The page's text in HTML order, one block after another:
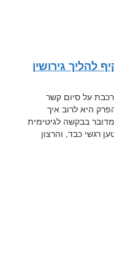
להליך גירושין
על סיום קשר
היא לרוב איך
בבקשה לגיטימית
רגשי כבד, והרצון